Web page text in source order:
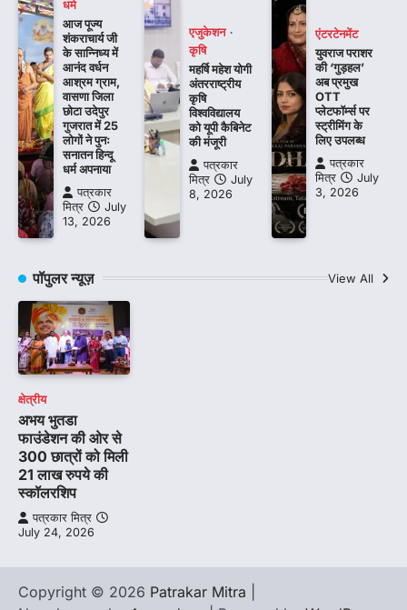
धर्म
आज पूज्य
शंकराचार्य जी
के सान्निध्य में
आनंद वर्धन
आश्रम ग्राम,
वासणा जिला
छोटा उदेपुर
गुजरात में 25
लोगों ने पुनः
सनातन हिन्दू
धर्म अपनाया
पत्रकार
मित्र
July
13, 2026
एजुकेशन
कृषि
महर्षि महेश योगी
अंतरराष्ट्रीय
कृषि
विश्वविद्यालय
को यूपी कैबिनेट
की मंजूरी
पत्रकार
मित्र
July
8, 2026
एंटरटेनमेंट
युवराज पराशर
की ‘गुड़हल’
अब प्रमुख
OTT
प्लेटफॉर्म्स पर
स्ट्रीमिंग के
लिए उपलब्ध
पत्रकार
मित्र
July
3, 2026
पॉपुलर न्यूज़ View All
क्षेत्रीय
अभय भुतडा
फाउंडेशन की ओर से
300 छात्रों को मिली
21 लाख रुपये की
स्कॉलरशिप
पत्रकार मित्र
July 24, 2026
Copyright © 2026 Patrakar Mitra